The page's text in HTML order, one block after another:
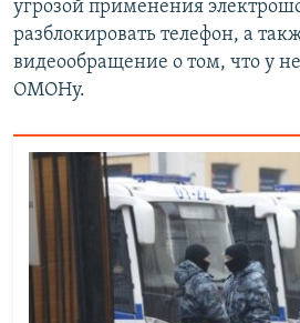
угрозой применения
разблокировать телефон, а
видеообращение о том, что у
ОМОНу.